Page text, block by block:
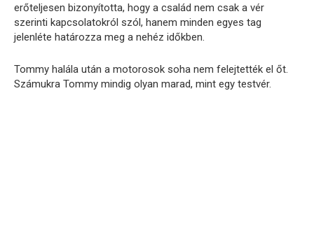
erőteljesen bizonyította, hogy a család nem csak a vér
szerinti kapcsolatokról szól, hanem minden egyes tag
jelenléte határozza meg a nehéz időkben.
Tommy halála után a motorosok soha nem felejtették el őt.
Számukra Tommy mindig olyan marad, mint egy testvér.